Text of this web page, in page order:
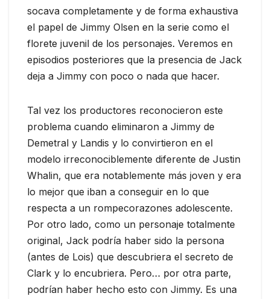
socava completamente y de forma exhaustiva
el papel de Jimmy Olsen en la serie como el
florete juvenil de los personajes. Veremos en
episodios posteriores que la presencia de Jack
deja a Jimmy con poco o nada que hacer.
Tal vez los productores reconocieron este
problema cuando eliminaron a Jimmy de
Demetral y Landis y lo convirtieron en el
modelo irreconociblemente diferente de Justin
Whalin, que era notablemente más joven y era
lo mejor que iban a conseguir en lo que
respecta a un rompecorazones adolescente.
Por otro lado, como un personaje totalmente
original, Jack podría haber sido la persona
(antes de Lois) que descubriera el secreto de
Clark y lo encubriera. Pero… por otra parte,
podrían haber hecho esto con Jimmy. Es una